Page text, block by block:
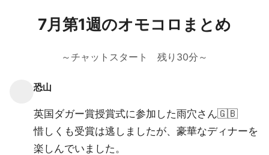
7月第1週のオモコロまとめ
～チャットスタート 残り30分～
恐山
英国ダガー賞授賞式に参加した雨穴さん🇬🇧
惜しくも受賞は逃しましたが、豪華なディナーを
楽しんでいました。